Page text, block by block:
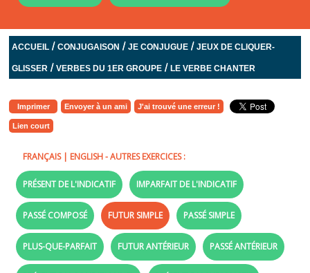
ACCUEIL /CONJUGAISON /JE CONJUGUE /JEUX DE CLIQUER-
GLISSER /VERBES DU 1ER GROUPE /LE VERBE CHANTER
Imprimer Envoyer à un ami J'ai trouvé une erreur !
Lien court
FRANÇAIS| ENGLISH- AUTRES EXERCICES :
PRÉSENT DE L'INDICATIF IMPARFAIT DE L'INDICATIF
PASSÉ COMPOSÉ FUTUR SIMPLE PASSÉ SIMPLE
PLUS-QUE-PARFAIT FUTUR ANTÉRIEUR PASSÉ ANTÉRIEUR